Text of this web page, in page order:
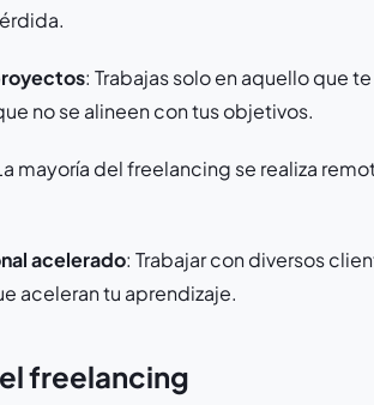
: Trabajas solo en aquello que
no se alineen con tus objetivos.
mayoría del freelancing se realiza
acelerado: Trabajar con diversos
aceleran tu aprendizaje.
freelancing